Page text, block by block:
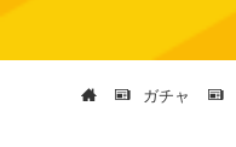
ガチャ